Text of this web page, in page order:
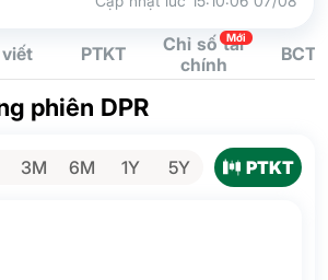
viết PTKT
Chỉ số tài
chính
Mới
BCTC
phiên DPR
3M 6M 1Y 5Y PTKT